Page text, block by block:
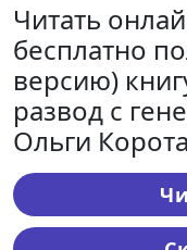
Читать
бесплатно
версию)
развод с
Ольги